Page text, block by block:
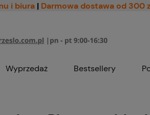
i biura | Darmowa dostawa od 300
Wyprzedaż Bestsellery